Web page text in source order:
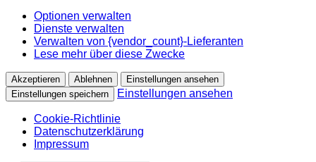
Optionen verwalten
Dienste verwalten
Verwalten von {vendor_count}-Lieferanten
Lese mehr über diese Zwecke
Akzeptieren Ablehnen
Einstellungen ansehen
Einstellungen speichern
Einstellungen ansehen
Cookie-Richtlinie
Datenschutzerklärung
Impressum